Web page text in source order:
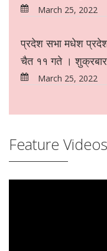
March 25, 2022
प्रदेश सभा मधेश
चैत ११ गते । शुक्रबार
March 25, 2022
Feature Videos